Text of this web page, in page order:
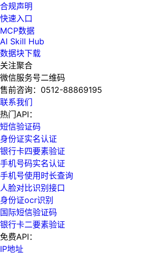
合规声明
快速入口
MCP数据
AI Skill Hub
数据块下载
关注聚合
微信服务号二维码
售前咨询： 0512-88869195
联系我们
热门API：
短信验证码
身份证实名认证
银行卡四要素验证
手机号码实名认证
手机号使用时长查询
人脸对比识别接口
身份证ocr识别
国际短信验证码
银行卡二要素验证
免费API：
IP地址